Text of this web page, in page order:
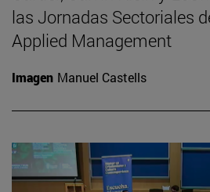
las Jornadas Sectoriales
Applied Management
Imagen Manuel Castells